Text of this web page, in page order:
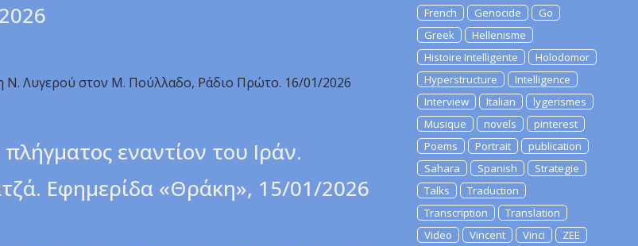
Ν. Λυγερού στον Μ. Πούλλαδο, Ράδιο Πρώτο. 16/01/2026
εναντίον του Ιράν.
Εφημερίδα «Θράκη», 15/01/2026
French
Genocide
Go
Greek
Hellenisme
Histoire Intelligente
Holodomor
Hyperstructure
Intelligence
Interview
Italian
lygerismes
Musique
novels
pinterest
Poems
Portrait
publication
Sahara
Spanish
Strategie
Talks
Traduction
Transcription
Translation
Video
Vincent Vinci
ZEE